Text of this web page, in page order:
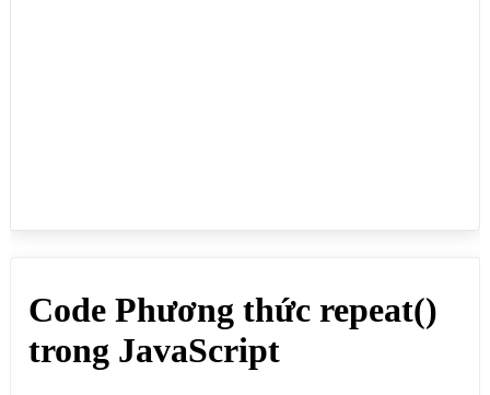
</body>
</html>